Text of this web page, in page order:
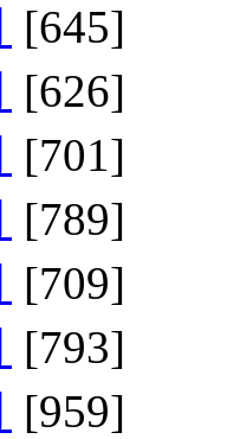
[645]
[626]
[701]
[789]
[709]
[793]
[959]